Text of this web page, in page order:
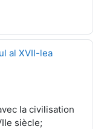
al XVII-lea
la civilisation
siècle;